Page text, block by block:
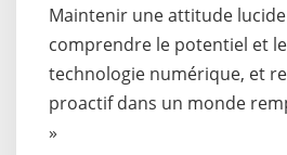
Maintenir une attitude
comprendre le potentiel et
technologie numérique, et
proactif dans un monde
»